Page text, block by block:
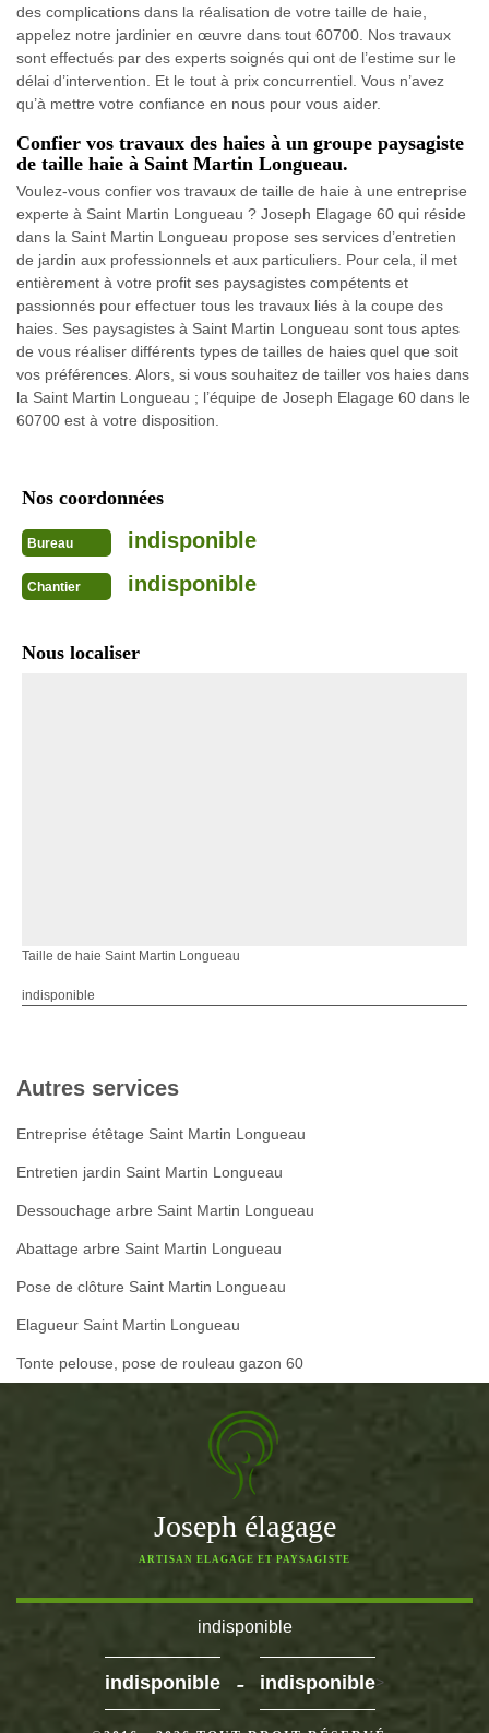
des complications dans la réalisation de votre taille de haie,
appelez notre jardinier en œuvre dans tout 60700. Nos travaux
sont effectués par des experts soignés qui ont de l’estime sur le
délai d’intervention. Et le tout à prix concurrentiel. Vous n’avez
qu’à mettre votre confiance en nous pour vous aider.
Confier vos travaux des haies à un groupe paysagiste
de taille haie à Saint Martin Longueau.
Voulez-vous confier vos travaux de taille de haie à une entreprise
experte à Saint Martin Longueau ? Joseph Elagage 60 qui réside
dans la Saint Martin Longueau propose ses services d’entretien
de jardin aux professionnels et aux particuliers. Pour cela, il met
entièrement à votre profit ses paysagistes compétents et
passionnés pour effectuer tous les travaux liés à la coupe des
haies. Ses paysagistes à Saint Martin Longueau sont tous aptes
de vous réaliser différents types de tailles de haies quel que soit
vos préférences. Alors, si vous souhaitez de tailler vos haies dans
la Saint Martin Longueau ; l’équipe de Joseph Elagage 60 dans le
60700 est à votre disposition.
Nos coordonnées
Bureau indisponible
Chantier indisponible
Nous localiser
Taille de haie Saint Martin Longueau
indisponible
Autres services
Entreprise étêtage Saint Martin Longueau
Entretien jardin Saint Martin Longueau
Dessouchage arbre Saint Martin Longueau
Abattage arbre Saint Martin Longueau
Pose de clôture Saint Martin Longueau
Elagueur Saint Martin Longueau
Tonte pelouse, pose de rouleau gazon 60
Joseph élagage
ARTISAN ELAGAGE ET PAYSAGISTE
indisponible
indisponible - indisponible>